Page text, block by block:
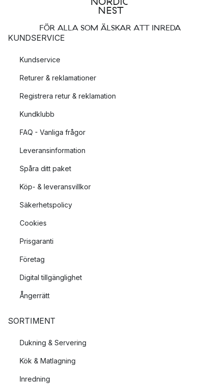
FÖR ALLA SOM ÄLSKAR ATT INREDA
KUNDSERVICE
Kundservice
Returer & reklamationer
Registrera retur & reklamation
Kundklubb
FAQ - Vanliga frågor
Leveransinformation
Spåra ditt paket
Köp- & leveransvillkor
Säkerhetspolicy
Cookies
Prisgaranti
Företag
Digital tillgänglighet
Ångerrätt
SORTIMENT
Dukning & Servering
Kök & Matlagning
Inredning